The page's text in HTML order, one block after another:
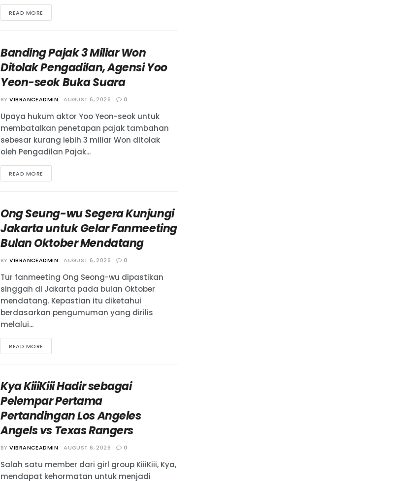
READ MORE
Banding Pajak 3 Miliar Won
Ditolak Pengadilan, Agensi Yoo
Yeon-seok Buka Suara
BY VIBRANCEADMIN AUGUST 6, 2026 0
Upaya hukum aktor Yoo Yeon-seok untuk
membatalkan penetapan pajak tambahan
sebesar kurang lebih 3 miliar Won ditolak
oleh Pengadilan Pajak...
READ MORE
Ong Seung-wu Segera Kunjungi
Jakarta untuk Gelar Fanmeeting
Bulan Oktober Mendatang
BY VIBRANCEADMIN AUGUST 6, 2026 0
Tur fanmeeting Ong Seong-wu dipastikan
singgah di Jakarta pada bulan Oktober
mendatang. Kepastian itu diketahui
berdasarkan pengumuman yang dirilis
melalui...
READ MORE
Kya KiiiKiii Hadir sebagai
Pelempar Pertama
Pertandingan Los Angeles
Angels vs Texas Rangers
BY VIBRANCEADMIN AUGUST 6, 2026 0
Salah satu member dari girl group KiiiKiii, Kya,
mendapat kehormatan untuk menjadi